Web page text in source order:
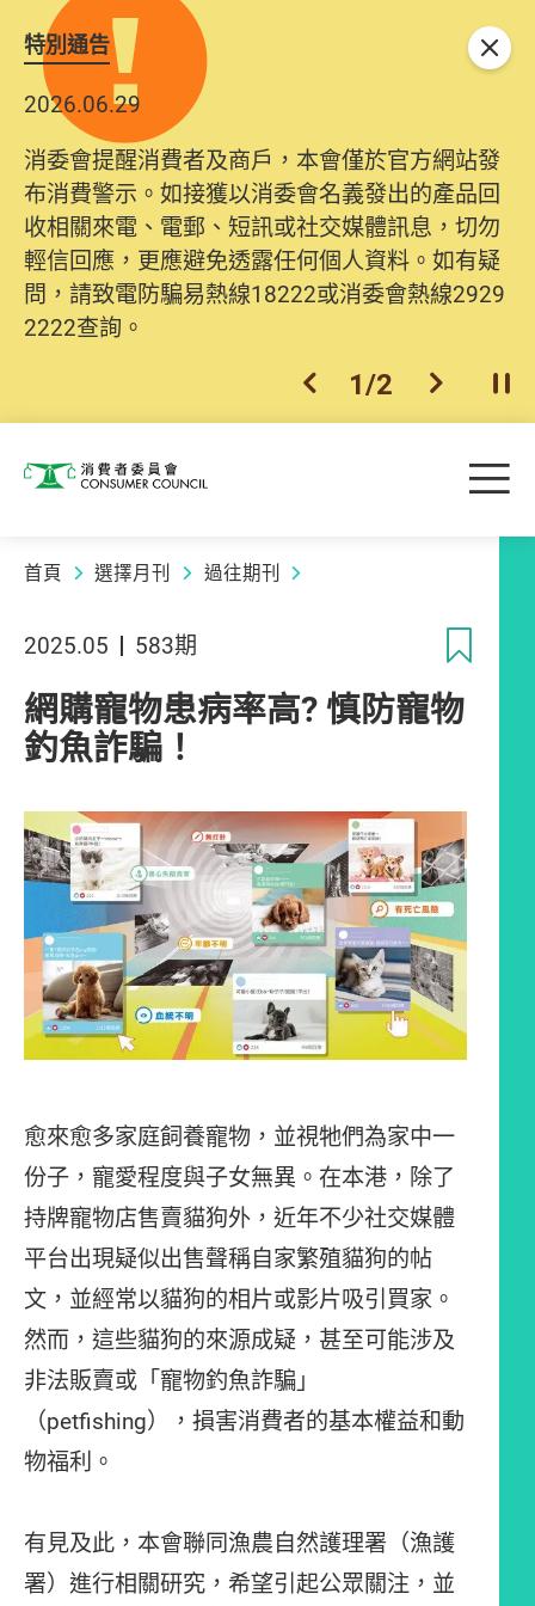
特別通告
2026.06.29
消委會提醒消費者及商戶，本會僅於官方網站發
布消費警示。如接獲以消委會名義發出的產品回
收相關來電、電郵、短訊或社交媒體訊息，切勿
輕信回應，更應避免透露任何個人資料。如有疑
問，請致電防騙易熱線18222或消委會熱線2929
2222查詢。
上一個
1/2 下一個開
關閉
消費者委員會 目
首頁 選擇月刊 過往期刊
2025.05 583期
網購寵物患病率高? 慎防寵物
釣魚詐騙！
愈來愈多家庭飼養寵物，並視牠們為家中一
份子，寵愛程度與子女無異。在本港，除了
持牌寵物店售賣貓狗外，近年不少社交媒體
平台出現疑似出售聲稱自家繁殖貓狗的帖
文，並經常以貓狗的相片或影片吸引買家。
然而，這些貓狗的來源成疑，甚至可能涉及
非法販賣或「寵物釣魚詐騙」
（petfishing），損害消費者的基本權益和動
物福利。
有見及此，本會聯同漁農自然護理署（漁護
署）進行相關研究，希望引起公眾關注，並